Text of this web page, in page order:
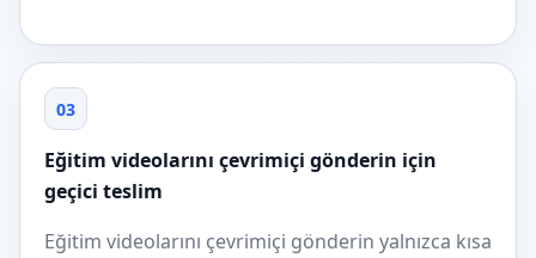
03
Eğitim videolarını çevrimiçi gönderin için
geçici teslim
Eğitim videolarını çevrimiçi gönderin yalnızca kısa